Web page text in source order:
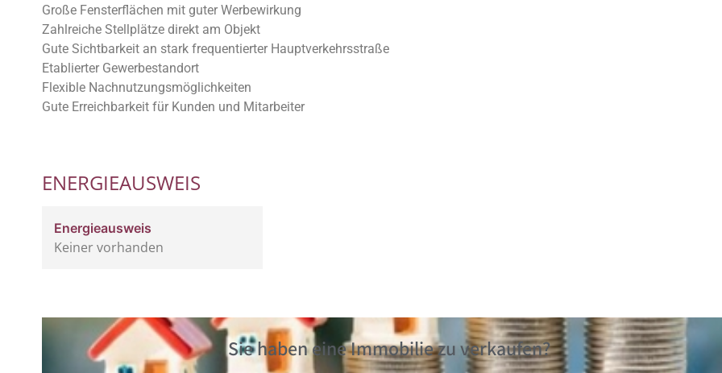
Große Fensterflächen mit guter Werbewirkung
Zahlreiche Stellplätze direkt am Objekt
Gute Sichtbarkeit an stark frequentierter Hauptverkehrsstraße
Etablierter Gewerbestandort
Flexible Nachnutzungsmöglichkeiten
Gute Erreichbarkeit für Kunden und Mitarbeiter
ENERGIEAUSWEIS
Energieausweis
Keiner vorhanden
Sie haben eine Immobilie zu verkaufen?